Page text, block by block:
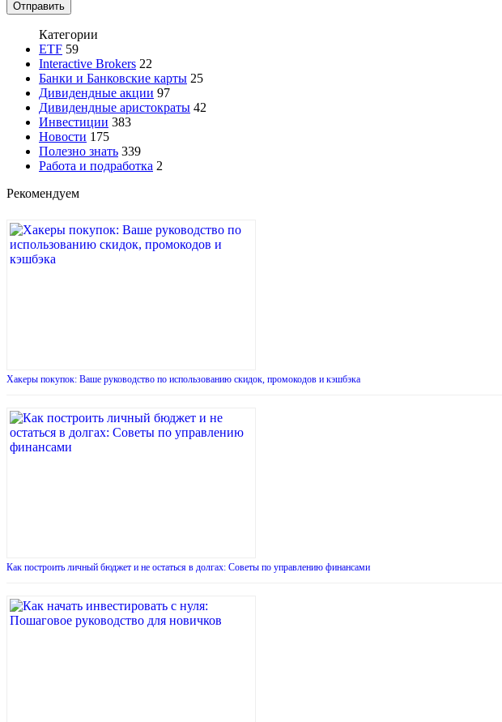
Категории
ETF 59
Interactive Brokers 22
Банки и Банковские карты 25
Дивидендные акции 97
Дивидендные аристократы 42
Инвестиции 383
Новости 175
Полезно знать 339
Работа и подработка 2
Рекомендуем
Хакеры покупок: Ваше руководство по использованию скидок, промокодов и кэшбэка
Как построить личный бюджет и не остаться в долгах: Советы по управлению финансами